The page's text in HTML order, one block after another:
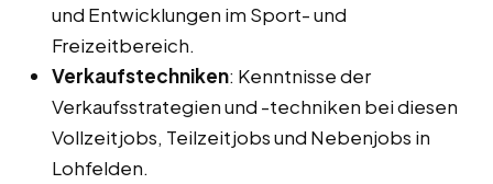
und Entwicklungen im Sport- und
Freizeitbereich.
Verkaufstechniken: Kenntnisse der
Verkaufsstrategien und -techniken bei diesen
Vollzeitjobs, Teilzeitjobs und Nebenjobs in
Lohfelden.